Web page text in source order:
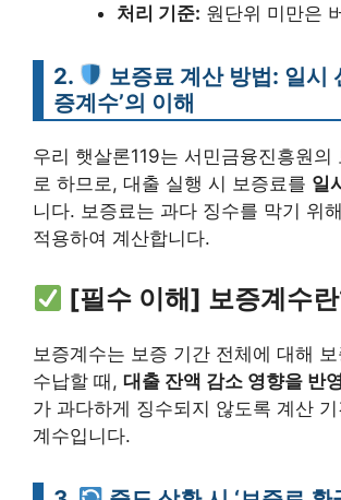
처리 기준: 원단위 미만은
2.
보증료 계산 방법: 일시
증계수’의 이해
우리 햇살론119는 서민금융진흥원의
로 하므로, 대출 실행 시 보증료를 일
니다. 보증료는 과다 징수를 막기 위해
적용하여 계산합니다.
[필수 이해] 보증계수
보증계수는 보증 기간 전체에 대해
수납할 때, 대출 잔액 감소 영향을 반
가 과다하게 징수되지 않도록 계산
계수입니다.